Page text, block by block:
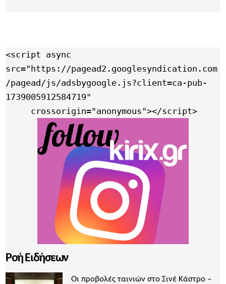
<script async
src="https://pagead2.googlesyndication.com
/pagead/js/adsbygoogle.js?client=ca-pub-
1739005912584719"
     crossorigin="anonymous"></script>
Ροή Ειδήσεων
Οι προβολές ταινιών στο Σινέ Κάστρο –